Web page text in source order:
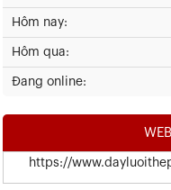
Hôm nay:
Hôm qua:
Đang online:
https://